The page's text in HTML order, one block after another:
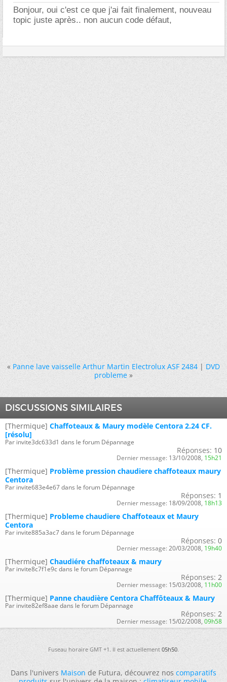
Bonjour, oui c'est ce que j'ai fait finalement, nouveau
topic juste après.. non aucun code défaut,
« Panne lave vaisselle Arthur Martin Electrolux ASF 2484|DVD
probleme »
DISCUSSIONS SIMILAIRES
[Thermique] Chaffoteaux & Maury modèle Centora 2.24 CF.
[résolu]
Par invite3dc633d1 dans le forum Dépannage
Réponses: 10
Dernier message: 13/10/2008, 15h21
[Thermique] Problème pression chaudiere chaffoteaux maury
Centora
Par invite683e4e67 dans le forum Dépannage
Réponses: 1
Dernier message: 18/09/2008, 18h13
[Thermique] Probleme chaudiere Chaffoteaux et Maury
Centora
Par invite885a3ac7 dans le forum Dépannage
Réponses: 0
Dernier message: 20/03/2008, 19h40
[Thermique] Chaudiére chaffoteaux & maury
Par invite8c7f1e9c dans le forum Dépannage
Réponses: 2
Dernier message: 15/03/2008, 11h00
[Thermique] Panne chaudière Centora Chaffôteaux & Maury
Par invite82ef8aae dans le forum Dépannage
Réponses: 2
Dernier message: 15/02/2008, 09h58
Fuseau horaire GMT +1. Il est actuellement05h50.
Dans l'universMaisonde Futura, découvrez noscomparatifs